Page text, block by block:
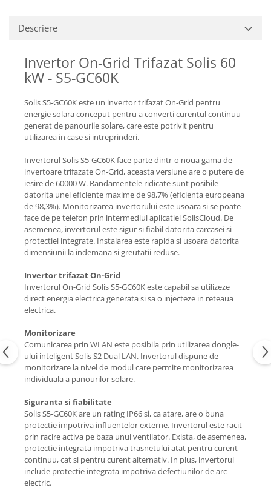
Descriere
Invertor On-Grid Trifazat Solis 60
kW - S5-GC60K
Solis S5-GC60K este un invertor trifazat On-Grid pentru
energie solara conceput pentru a converti curentul continuu
generat de panourile solare, care este potrivit pentru
utilizarea in case si intreprinderi.
Invertorul Solis S5-GC60K face parte dintr-o noua gama de
invertoare trifazate On-Grid, aceasta versiune are o putere de
iesire de 60000 W. Randamentele ridicate sunt posibile
datorita unei eficiente maxime de 98,7% (eficienta europeana
de 98,3%). Monitorizarea invertorului este usoara si se poate
face de pe telefon prin intermediul aplicatiei SolisCloud. De
asemenea, invertorul este sigur si fiabil datorita carcasei si
protectiei integrate. Instalarea este rapida si usoara datorita
dimensiunii la indemana si greutatii reduse.
Invertor trifazat On-Grid
Invertorul On-Grid Solis S5-GC60K este capabil sa utilizeze
direct energia electrica generata si sa o injecteze in reteaua
electrica.
Monitorizare
Comunicarea prin WLAN este posibila prin utilizarea dongle-
ului inteligent Solis S2 Dual LAN. Invertorul dispune de
monitorizare la nivel de modul care permite monitorizarea
individuala a panourilor solare.
Siguranta si fiabilitate
Solis S5-GC60K are un rating IP66 si, ca atare, are o buna
protectie impotriva influentelor externe. Invertorul este racit
prin racire activa pe baza unui ventilator. Exista, de asemenea,
protectie integrata impotriva trasnetului atat pentru curent
continuu, cat si pentru curent alternativ. In plus, invertorul
include protectie integrata impotriva defectiunilor de arc
electric.